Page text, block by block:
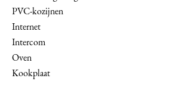
PVC-kozijnen
Internet
Intercom
Oven
Kookplaat